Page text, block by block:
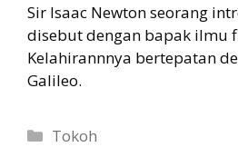
Sir Isaac Newton seorang
disebut dengan bapak ilmu
Kelahirannnya bertepatan
Galileo.
Categories
Tokoh